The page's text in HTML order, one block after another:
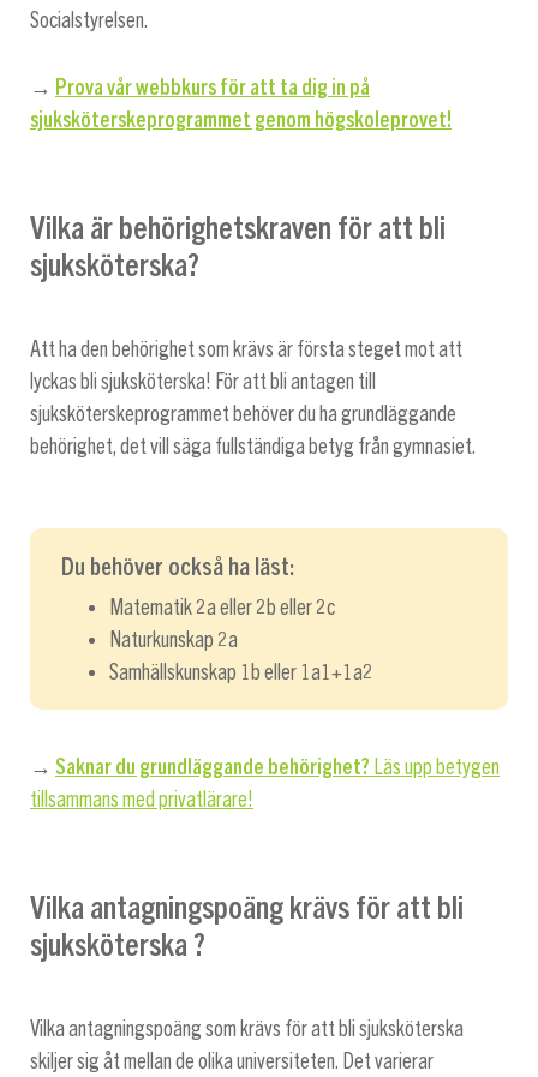
Socialstyrelsen.
→ Prova vår webbkurs för att ta dig in på
sjuksköterskeprogrammet genom högskoleprovet!
Vilka är behörighetskraven för att bli
sjuksköterska?
Att ha den behörighet som krävs är första steget mot att
lyckas bli sjuksköterska! För att bli antagen till
sjuksköterskeprogrammet behöver du ha grundläggande
behörighet, det vill säga fullständiga betyg från gymnasiet.
Du behöver också ha läst:
Matematik 2a eller 2b eller 2c
Naturkunskap 2a
Samhällskunskap 1b eller 1a1+1a2
→ Saknar du grundläggande behörighet? Läs upp betygen
tillsammans med privatlärare!
Vilka antagningspoäng krävs för att bli
sjuksköterska ?
Vilka antagningspoäng som krävs för att bli sjuksköterska
skiljer sig åt mellan de olika universiteten. Det varierar